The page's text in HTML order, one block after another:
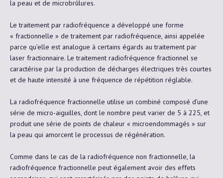
la peau et de microbrûlures.
Le traitement par radiofréquence a développé une forme
« fractionnelle » de traitement par radiofréquence, ainsi appelée
parce qu’elle est analogue à certains égards au traitement par
laser fractionnaire. Le traitement radiofréquence fractionnel se
caractérise par la production de décharges électriques très courtes
et de haute intensité à une fréquence de répétition réglable.
La radiofréquence fractionnelle utilise un combiné composé d’une
série de micro-aiguilles, dont le nombre peut varier de 5 à 225, et
produit une série de points de chaleur « microendommagés » sur
la peau qui amorcent le processus de régénération.
Comme dans le cas de la radiofréquence non fractionnelle, la
radiofréquence fractionnelle peut également avoir des effets